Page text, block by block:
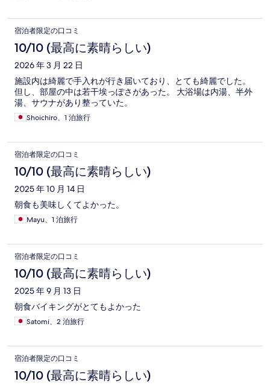
宿泊者限定の口コミ
10/10 (最高に素晴らしい)
2026 年 3 月 22 日
施設内は綺麗で手入れが行き届いており、とても綺麗でした。
但し、部屋の中は若干埃っぽさがあった。 大浴場は内湯、半外
湯、サウナがあり整っていた。
Shoichiro、1 泊旅行
宿泊者限定の口コミ
10/10 (最高に素晴らしい)
2025 年 10 月 14 日
朝食も美味しくてよかった。
Mayu、1 泊旅行
宿泊者限定の口コミ
10/10 (最高に素晴らしい)
2025 年 9 月 13 日
朝食バイキングがとてもよかった
Satomi、2 泊旅行
宿泊者限定の口コミ
10/10 (最高に素晴らしい)